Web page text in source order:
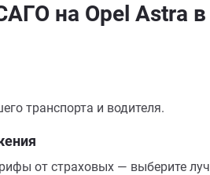
на Opel Astra в
транспорта и водителя.
от страховых — выберите